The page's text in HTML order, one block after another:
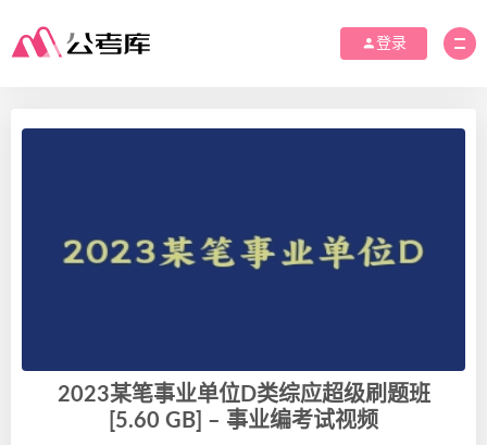
登录
2023某笔事业单位D类综应超级刷题班
[5.60 GB] – 事业编考试视频